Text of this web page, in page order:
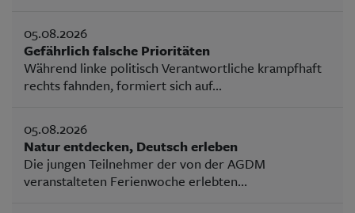
05.08.2026
Gefährlich falsche Prioritäten
Während linke politisch Verantwortliche krampfhaft
rechts fahnden, formiert sich auf...
05.08.2026
Natur entdecken, Deutsch erleben
Die jungen Teilnehmer der von der AGDM
veranstalteten Ferienwoche erlebten...